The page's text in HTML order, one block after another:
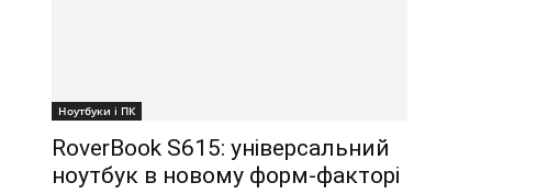
Ноутбуки і ПК
RoverBook S615: універсальний
ноутбук в новому форм-факторі